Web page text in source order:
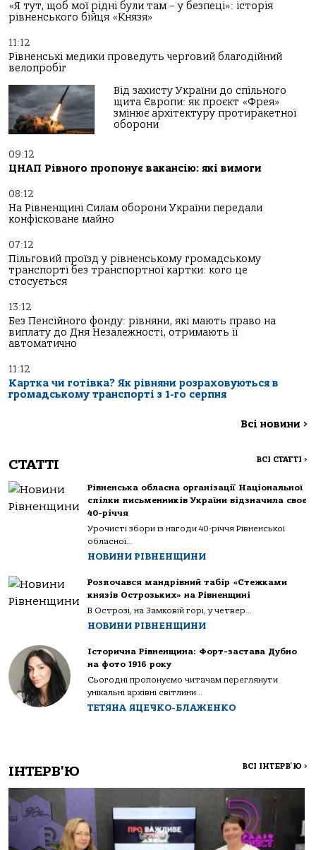
«Я тут, щоб мої рідні були там – у безпеці»: історія
рівненського бійця «Князя»
11:12
Рівненські медики проведуть черговий благодійний
велопробіг
Від захисту України до спільного
щита Європи: як проєкт «Фрея»
змінює архітектуру протиракетної
оборони
09:12
ЦНАП Рівного пропонує вакансію: які вимоги
08:12
На Рівненщині Силам оборони України передали
конфісковане майно
07:12
Пільговий проїзд у рівненському громадському
транспорті без транспортної картки: кого це
стосується
13:12
Без Пенсійного фонду: рівняни, які мають право на
виплату до Дня Незалежності, отримають її
автоматично
11:12
Картка чи готівка? Як рівняни розраховуються в
громадському транспорті з 1-го серпня
Всі новини >
СТАТТІ ВСІ СТАТТІ >
Рівненська обласна організації Національної
спілки письменників України відзначила своє
40-річчя
Урочисті збори із нагоди 40-річчя Рівненської
обласної...
НОВИНИ РІВНЕНЩИНИ
Розпочався мандрівний табір «Стежками
князів Острозьких» на Рівненщині
В Острозі, на Замковій горі, у четвер...
НОВИНИ РІВНЕНЩИНИ
Історична Рівненщина: Форт-застава Дубно
на фото 1916 року
Сьогодні пропонуємо читачам переглянути
унікальні архівні світлини...
ТЕТЯНА ЯЦЕЧКО-БЛАЖЕНКО
ІНТЕРВ'Ю ВСІ ІНТЕРВ'Ю >